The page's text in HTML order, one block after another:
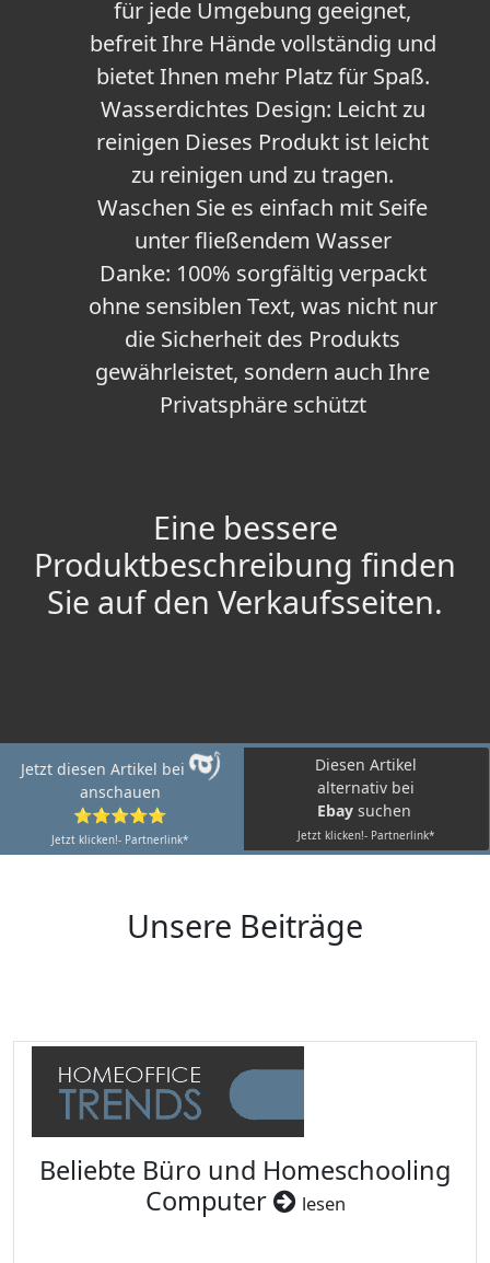
für jede Umgebung geeignet,
befreit Ihre Hände vollständig und
bietet Ihnen mehr Platz für Spaß.
Wasserdichtes Design: Leicht zu
reinigen Dieses Produkt ist leicht
zu reinigen und zu tragen.
Waschen Sie es einfach mit Seife
unter fließendem Wasser
Danke: 100% sorgfältig verpackt
ohne sensiblen Text, was nicht nur
die Sicherheit des Produkts
gewährleistet, sondern auch Ihre
Privatsphäre schützt
Eine bessere
Produktbeschreibung finden
Sie auf den Verkaufsseiten.
Jetzt diesen Artikel bei
anschauen
⭐⭐⭐⭐⭐
Jetzt klicken!- Partnerlink*
Diesen Artikel
alternativ bei
Ebay suchen
Jetzt klicken!- Partnerlink*
Unsere Beiträge
Beliebte Büro und Homeschooling
Computer
lesen